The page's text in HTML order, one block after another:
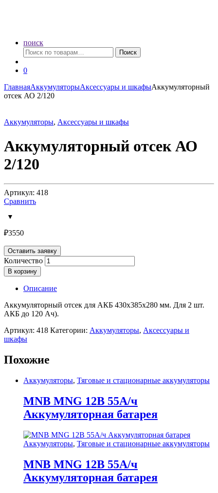
поиск
Искать:
Поиск
0
ГлавнаяАккумуляторыАксессуары и шкафыАккумуляторный
отсек АО 2/120
Аккумуляторы, Аксессуары и шкафы
Аккумуляторный отсек АО
2/120
Артикул: 418
Сравнить
₽3550
Оставить заявку
Количество
В корзину
Описание
Аккумуляторный отсек для АКБ 430х385х280 мм. Для 2 шт.
АКБ до 120 Ач).
Артикул: 418 Категории: Аккумуляторы, Аксессуары и
шкафы
Похожие
Аккумуляторы, Тяговые и стационарные аккумуляторы
MNB MNG 12В 55А/ч
Аккумуляторная батарея
Аккумуляторы, Тяговые и стационарные аккумуляторы
MNB MNG 12В 55А/ч
Аккумуляторная батарея